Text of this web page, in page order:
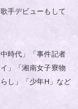
手デビューもして
時代」「事件記者
」「湘南女子寮物
し」「少年H」など